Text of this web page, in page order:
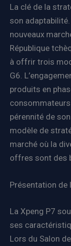
La clé de la
son
nouveaux
République
à offrir trois
G6.
produits en
pérennité de
modèle de
marché où la
offres sont des
Présentation de
La Xpeng P7
ses
Lors du Salon